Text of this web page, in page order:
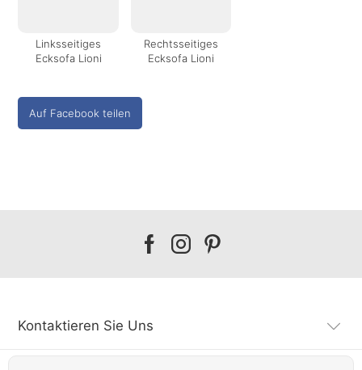
Linksseitiges
Ecksofa Lioni
Rechtsseitiges
Ecksofa Lioni
Auf Facebook teilen
Our
Our
Our
Kontaktieren Sie Uns